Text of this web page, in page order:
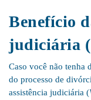
Benefício
judiciária (
Caso você não tenha
do processo de
assistência judiciária (